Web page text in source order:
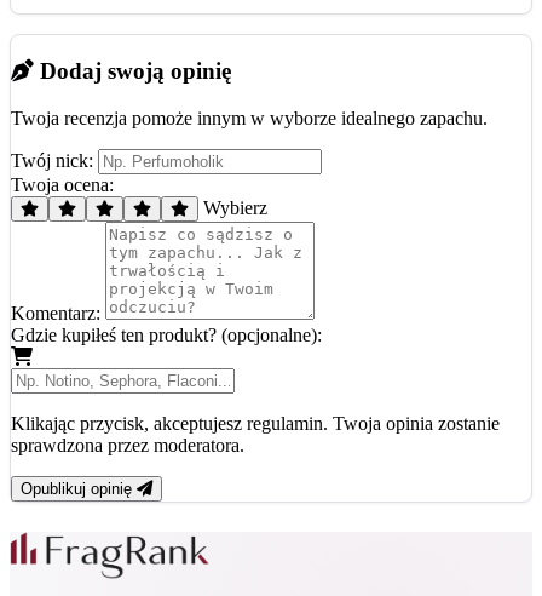
Dodaj swoją opinię
Twoja recenzja pomoże innym w wyborze idealnego zapachu.
Twój nick:
Twoja ocena:
Wybierz
Komentarz:
Gdzie kupiłeś ten produkt? (opcjonalne):
Klikając przycisk, akceptujesz regulamin. Twoja opinia zostanie
sprawdzona przez moderatora.
Opublikuj opinię